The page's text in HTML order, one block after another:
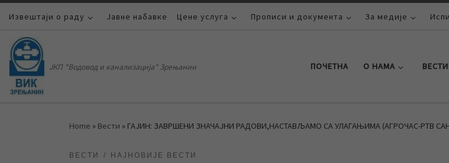
Skip to content
Извештаји о раду Јавне набавке Цене услуга Прописи и документа За медије
ЈКП "Водовод и канализација" Зрењанин ПОЧЕТНА О НАМА ВЕСТИ
Home » Вести » ГАЈИН: ЗАВРШЕНИ ЗНАЧАЈНИ РАДОВИ,НАСТАВЉАМО СА УЛАГАЊИМА (АГРОЧАС-РТВ
ВЕСТИ НАЈНОВИЈЕ ВЕСТИ